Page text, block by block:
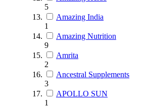
5
Amazing India
1
Amazing Nutrition
9
Amrita
2
Ancestral Supplements
3
APOLLO SUN
1